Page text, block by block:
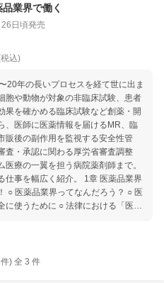
について考えてみよう ○ 高い就職
い技術者 ○ どんな進路があるの？ ◆
聞いてみた！ インタビュー1 沼津
門学校卒業 原賀 紫織 さん インタ
京都立産業技術高等専門学校卒
卒業 小澤 美晴 さん インタビュー4
等専門学校卒業 齋藤 勇士 さん 5
学校をめざす！ ○ やりたいことの
を探そう ○ どんな人が向いている？
思うこと 大妻多摩中学高等学校 中
根 雅織 さん・飯島 佑希 さん トー
ノルウェー校 名淵 結乃 さん 〇
）を知ろう 2章 スポーツしている
甲本 まお さん・菅谷 涼乃 さん・
さん トーク4 アスリートとして生理
順天堂大学 鯉川 なつえ さん ○ 運
の困りごと ○ スポーツをあきらめな
生や社会人に聞いてみた トーク5
をみんなで共有 トーク6 20代に
の生理とのつきあい 武庫川女子大
富田 菜月 さん・藤永 真実 さん・
さん 武庫川女子大学 田中 咲帆 さ
菜 さん 〇 症状のやわらげ方 ○ バラ
〇 産婦人科ってどんなところ？ ○ 基
品業界で働く
日頃発売
込)
20年の長いプロセスを経て世に出ま
胞や動物が対象の非臨床試験、患者
果を確かめる臨床試験など創薬・開
、医師に医薬情報を届けるMR、臨
販後の副作用を監視する安全性管
査・承認に関わる厚労省審査調整
医療の一翼を担う病院薬剤師まで。
仕事を幅広く紹介。 1章 医薬品業界
○ 医薬品業界ってなんだろう？ ○ 医
に使うために ○ 法律における「医薬
研究者 栗本 恵実 さん（武田薬品工
件) 全 3 件